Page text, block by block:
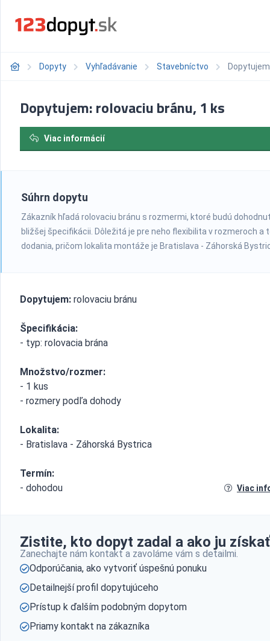
Dopyty Vyhľadávanie Stavebníctvo
Dopytujem: rolovaciu bránu, 1 ks
Viac informácií
Súhrn dopytu
Zákazník hľadá rolovaciu bránu s rozmermi, ktoré budú
bližšej špecifikácii. Dôležitá je pre neho flexibilita v rozmeroch a
dodania, pričom lokalita montáže je Bratislava - Záhorská
Dopytujem: rolovaciu bránu
Špecifikácia:
- typ: rolovacia brána
Množstvo/rozmer:
- 1 kus
- rozmery podľa dohody
Lokalita:
- Bratislava - Záhorská Bystrica
Termín:
- dohodou
Viac
Zistite, kto dopyt zadal a ako ju
Zanechajte nám kontakt a zavoláme vám s detailmi.
Odporúčania, ako vytvoriť úspešnú ponuku
Detailnejší profil dopytujúceho
Prístup k ďalším podobným dopytom
Priamy kontakt na zákazníka